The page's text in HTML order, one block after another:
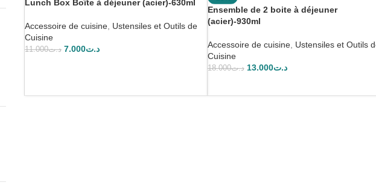
Lunch Box Boîte à déjeuner (acier)-630ml
Accessoire de cuisine, Ustensiles et Outils de
Cuisine
د.ت11.000 د.ت7.000
Ensemble de 2 boite à déjeuner
(acier)-930ml
Accessoire de cuisine, Ustensiles et Outils
Cuisine
د.ت18.000 د.ت13.000